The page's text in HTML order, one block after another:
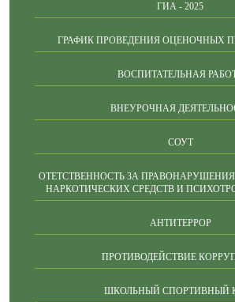
ГИА - 2025
ГРАФИК ПРОВЕДЕНИЯ ОЦЕНОЧНЫХ
ВОСПИТАТЕЛЬНАЯ
ВНЕУРОЧНАЯ
СОУТ
ОТЕТСТВЕННОСТЬ ЗА
НАРКОТИЧЕСКИХ СРЕДСТВ И
АНТИТЕРРОР
ПРОТИВОДЕЙСТВИЕ
ШКОЛЬНЫЙ СПОРТИВНЫЙ